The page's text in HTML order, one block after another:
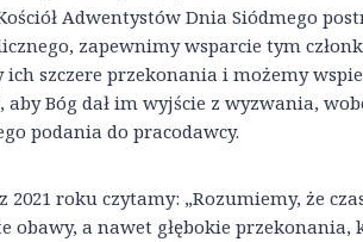
Adwentystów Dnia Siódmego
zapewnimy wsparcie tym
ich szczere przekonania i możemy
aby Bóg dał im wyjście z wyzwania,
podania do pracodawcy.
z 2021 roku czytamy: „Rozumiemy, że
obawy, a nawet głębokie przekonania,